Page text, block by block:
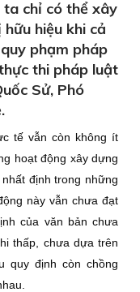
ta chỉ có thể xây
hiệu khi cả
phạm pháp
thi pháp luật
Sử, Phó
tế vẫn còn không ít
hoạt động xây dựng
định trong những
này vẫn chưa đạt
của văn bản chưa
thấp, chưa dựa trên
quy định còn chồng